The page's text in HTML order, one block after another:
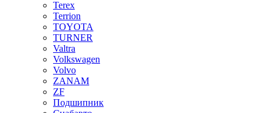
Terex
Terrion
TOYOTA
TURNER
Valtra
Volkswagen
Volvo
ZANAM
ZF
Подшипник